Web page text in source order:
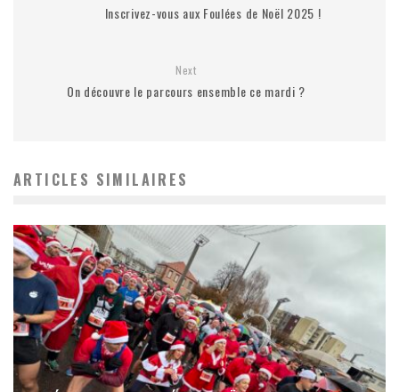
Inscrivez-vous aux Foulées de Noël 2025 !
Next
On découvre le parcours ensemble ce mardi ?
ARTICLES SIMILAIRES